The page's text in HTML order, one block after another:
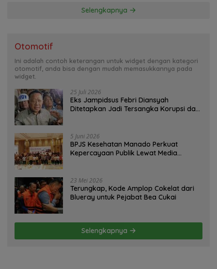
Selengkapnya
Otomotif
Ini adalah contoh keterangan untuk widget dengan kategori
otomotif, anda bisa dengan mudah memasukkannya pada
widget.
25 Juli 2026
Eks Jampidsus Febri Diansyah
Ditetapkan Jadi Tersangka Korupsi dan
5 Juni 2026
BPJS Kesehatan Manado Perkuat
Kepercayaan Publik Lewat Media
23 Mei 2026
Terungkap, Kode Amplop Cokelat dari
Blueray untuk Pejabat Bea Cukai
Selengkapnya